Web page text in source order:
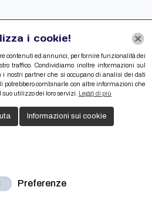
Agenzia Web Marketing Milano
i diritti riservati.
i cookie!
contenuti ed annunci, per fornire funzionalità dei
traffico. Condividiamo inoltre informazioni sul
nostri partner che si occupano di analisi dei dati
potrebbero combinarle con altre informazioni che
suo utilizzo dei loro servizi. Leggi di più
Informazioni sui cookie
Preferenze